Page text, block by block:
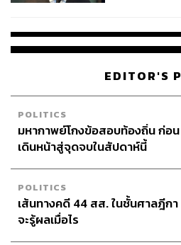
EDITOR'S
POLITICS
มหากาพย์โกงข้อสอบท้องถิ่น ก่อน
เดินหน้าสู่จุดจบในสัปดาห์นี้
POLITICS
เส้นทางคดี 44 สส. ในชั้นศาลฎีกา
จะรู้ผลเมื่อไร